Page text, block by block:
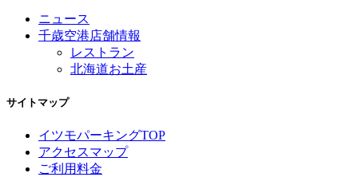
ニュース
千歳空港店舗情報
レストラン
北海道お土産
サイトマップ
イツモパーキングTOP
アクセスマップ
ご利用料金